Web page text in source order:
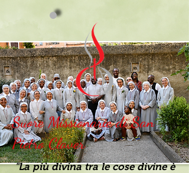
Suore Missionarie di San
Pietro Claver
"La più divina tra le cose divine è